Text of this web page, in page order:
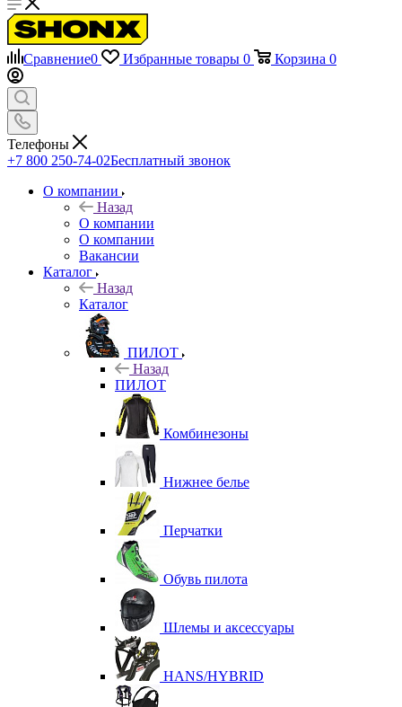
Сравнение0 Избранные товары 0 Корзина 0
Телефоны
+7 800 250-74-02Бесплатный звонок
О компании
Назад
О компании
О компании
Вакансии
Каталог
Назад
Каталог
ПИЛОТ
Назад
ПИЛОТ
Комбинезоны
Нижнее белье
Перчатки
Обувь пилота
Шлемы и аксессуары
HANS/HYBRID